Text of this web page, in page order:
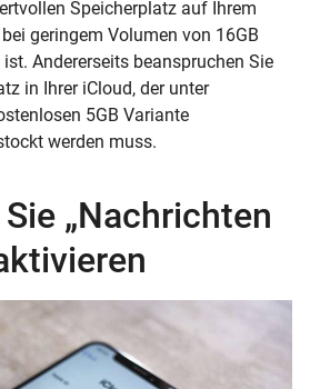
Speicherplatz auf Ihrem
geringem Volumen von 16GB
Andererseits beanspruchen Sie
in Ihrer iCloud, der unter
5GB Variante
werden muss.
„Nachrichten